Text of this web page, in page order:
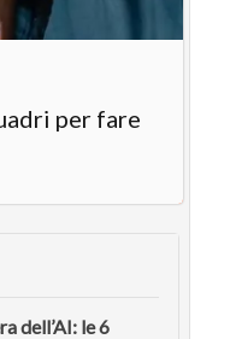
per fare
dell’AI: le 6